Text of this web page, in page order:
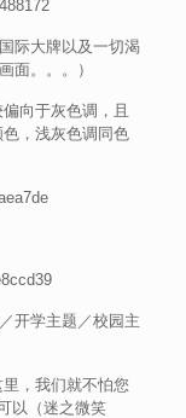
际大牌以及一切渴
面。。。）
向于灰色调，且
，浅灰色调同色
开学主题／校园主
，我们就不怕您
以（迷之微笑